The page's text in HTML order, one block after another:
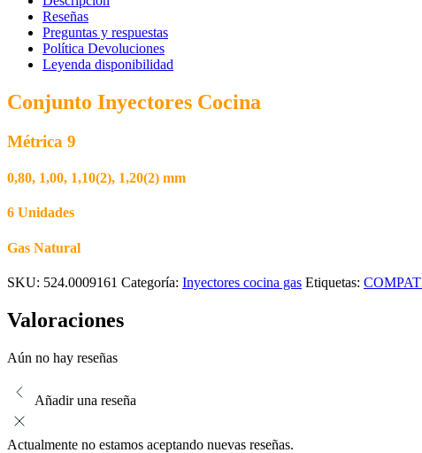
Unidades
NATURAL
Reseñas
Preguntas y respuestas
Política Devoluciones
Leyenda disponibilidad
Conjunto Inyectores Cocina
Métrica 9
0,80, 1,00, 1,10(2), 1,20(2) mm
6 Unidades
Gas Natural
SKU: 524.0009161 Categoría: Inyectores cocina gas Etiquetas:
Valoraciones
Aún no hay reseñas
Añadir una reseña
Actualmente no estamos aceptando nuevas reseñas.